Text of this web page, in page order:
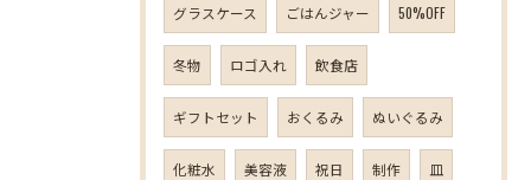
グラスケース ごはんジャー 50%OFF
冬物 ロゴ入れ 飲食店
ギフトセット おくるみ ぬいぐるみ
化粧水 美容液 祝日 制作 皿